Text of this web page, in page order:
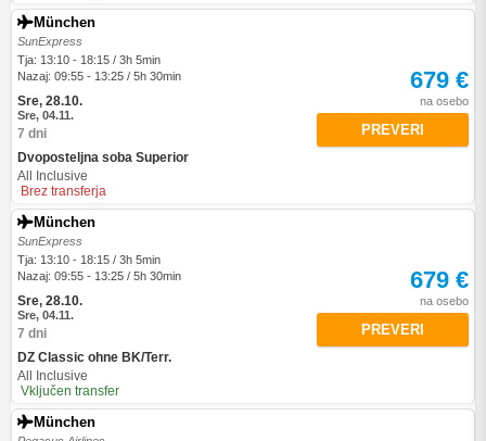
München
SunExpress
Tja: 13:10 - 18:15 / 3h 5min
Nazaj: 09:55 - 13:25 / 5h 30min
Sre, 28.10.
Sre, 04.11.
7 dni
Dvoposteljna soba Superior
All Inclusive
Brez transferja
679 €
na osebo
PREVERI
München
SunExpress
Tja: 13:10 - 18:15 / 3h 5min
Nazaj: 09:55 - 13:25 / 5h 30min
Sre, 28.10.
Sre, 04.11.
7 dni
DZ Classic ohne BK/Terr.
All Inclusive
Vključen transfer
679 €
na osebo
PREVERI
München